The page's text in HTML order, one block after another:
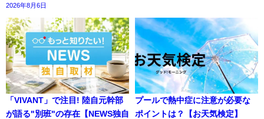
2026年8月6日
「VIVANT」で注目! 陸自元幹部
が語る"別班"の存在【NEWS独自
プールで熱中症に注意が必要な
ポイントは？【お天気検定】